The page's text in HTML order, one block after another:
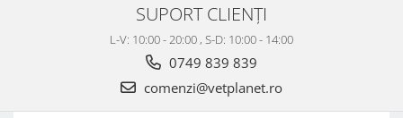
SUPORT CLIENȚI
L-V: 10:00 - 20:00 , S-D: 10:00 - 14:00
0749 839 839
comenzi@vetplanet.ro